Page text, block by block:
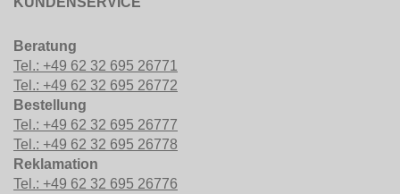
Beratung
Tel.: +49 62 32 695 26771
Tel.: +49 62 32 695 26772
Bestellung
Tel.: +49 62 32 695 26777
Tel.: +49 62 32 695 26778
Reklamation
Tel.: +49 62 32 695 26776